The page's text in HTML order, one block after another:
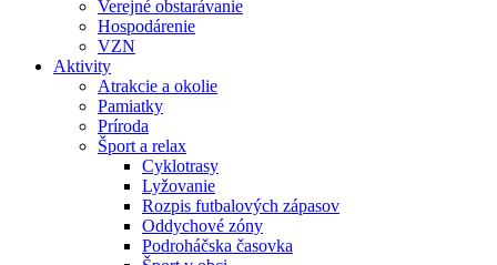
Verejné obstarávanie
Hospodárenie
VZN
Aktivity
Atrakcie a okolie
Pamiatky
Príroda
Šport a relax
Cyklotrasy
Lyžovanie
Rozpis futbalových zápasov
Oddychové zóny
Podroháčska časovka